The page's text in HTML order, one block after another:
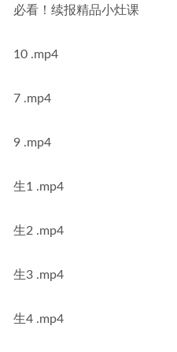
必看！续报精品小灶课
10 .mp4
7 .mp4
9 .mp4
生1 .mp4
生2 .mp4
生3 .mp4
生4 .mp4